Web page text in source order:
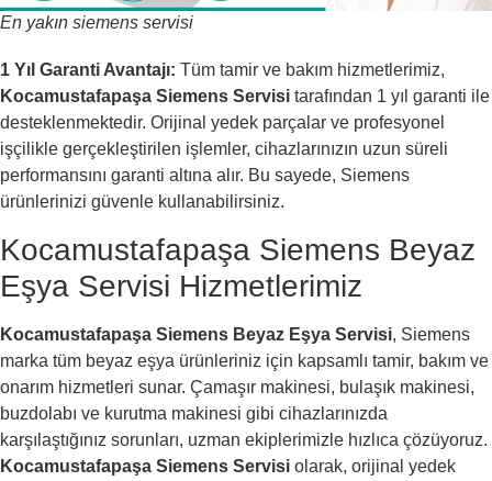
En yakın siemens servisi
1 Yıl Garanti Avantajı: Tüm tamir ve bakım hizmetlerimiz,
Kocamustafapaşa Siemens Servisi tarafından 1 yıl garanti ile
desteklenmektedir. Orijinal yedek parçalar ve profesyonel
işçilikle gerçekleştirilen işlemler, cihazlarınızın uzun süreli
performansını garanti altına alır. Bu sayede, Siemens
ürünlerinizi güvenle kullanabilirsiniz.
Kocamustafapaşa Siemens Beyaz
Eşya Servisi Hizmetlerimiz
Kocamustafapaşa Siemens Beyaz Eşya Servisi, Siemens
marka tüm beyaz eşya ürünleriniz için kapsamlı tamir, bakım ve
onarım hizmetleri sunar. Çamaşır makinesi, bulaşık makinesi,
buzdolabı ve kurutma makinesi gibi cihazlarınızda
karşılaştığınız sorunları, uzman ekiplerimizle hızlıca çözüyoruz.
Kocamustafapaşa Siemens Servisi olarak, orijinal yedek